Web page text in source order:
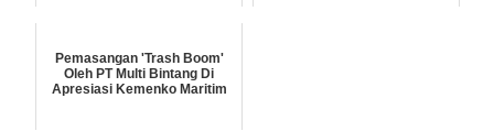
Pemasangan 'Trash Boom'
Oleh PT Multi Bintang Di
Apresiasi Kemenko Maritim